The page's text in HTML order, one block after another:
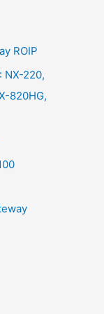
ROIP
NX-220,
820HG,